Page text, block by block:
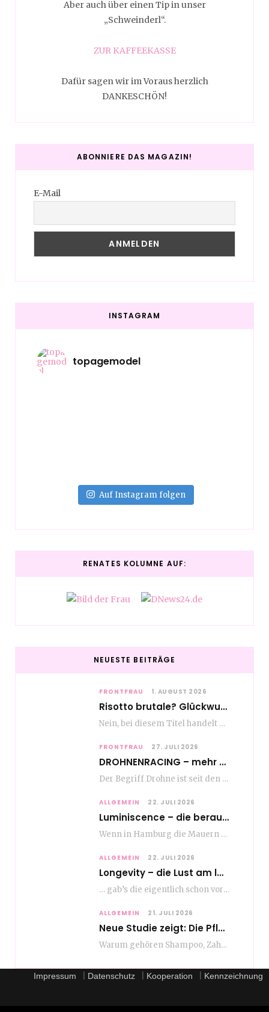
Aber auch über einen Tip in unser
„Schweinderl“.
ZUR KAFFEEKASSE
Dafür sagen wir im Voraus herzlich
DANKESCHÖN!
ABONNIERE DAS MAGAZIN!
E-Mail
INSTAGRAM
topagemodel
Auf Instagram folgen
RENATES KOLUMNE AUF:
NEUESTE BEITRÄGE
FRONTFRAU 1. AUGUST 2026
Risotto brutale? Glückwunsch Axel Milberg zum 70. Geburtstag
Nein, bei diesem Titel handelt es sich nicht um eine Kochshow, oder vielleicht doch etwas.…
FRONTFRAU 27. JULI 2026
DROHNENRACING – mehr als ein hipper Nischensport
Der Begriff Drohne ist seit den andauernden weltweiten Kriegshandlungen seit Jahren in aller Munde. Und…
ALLGEMEIN 22. JULI 2026
Luminiscence – die berauschende Macht von klingenden Bildern
Wenn in Hamburg die Mauern zu sprechen beginnen, dann ist es die unverwechselbare, tiefsonore Stimme…
ALLGEMEIN 22. JULI 2026
Longevity – die Lust am langen Leben
… gab’s die eigentlich schon vor Erfindung des ultimativen Trends? Keine Ahnung – ich glaube,…
ALLGEMEIN 21. JULI 2026
Neue Studie zeigt: Die Pflegeroutine gibt dem Alltag Struktur
Warum gehören Shampoo, Zahnpasta oder Gesichtscreme für die meisten Menschen in Europa ganz selbstverständlich zum…
Impressum Datenschutz Kooperation Kennzeichnung